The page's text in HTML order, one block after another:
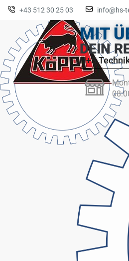
+43 512 30 25 03 info@hs-
MIT
DEIN
H+S